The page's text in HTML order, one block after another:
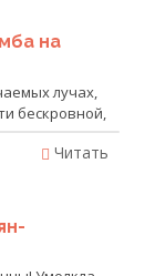
на
лучах,
бескровной,
Читать